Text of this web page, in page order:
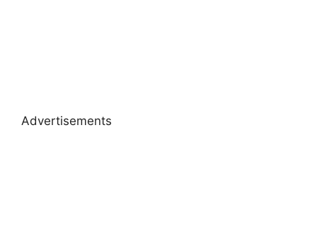
Advertisements